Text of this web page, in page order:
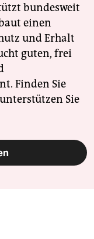
bundesweit
einen
und Erhalt
guten, frei
Finden Sie
Sie